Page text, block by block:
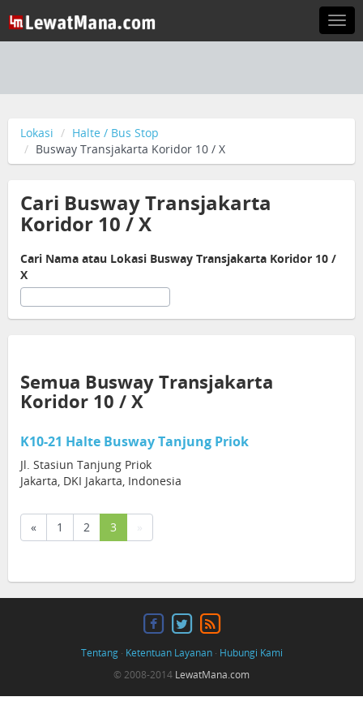
Lokasi
Halte / Bus Stop
Busway Transjakarta Koridor 10 / X
Cari Busway Transjakarta
Koridor 10 / X
Cari Nama atau Lokasi Busway Transjakarta Koridor 10 /
X
Semua Busway Transjakarta
Koridor 10 / X
K10-21 Halte Busway Tanjung Priok
Jl. Stasiun Tanjung Priok
Jakarta, DKI Jakarta, Indonesia
« 1 2 3 (current)
»
Tentang· Ketentuan Layanan· Hubungi Kami
© 2008-2014 LewatMana.com